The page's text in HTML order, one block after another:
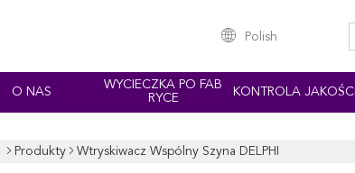
Polish
O NAS
WYCIECZKA PO FAB
RYCE
KONTROLA JAKOŚCI
Produkty Wtryskiwacz Wspólny Szyna DELPHI